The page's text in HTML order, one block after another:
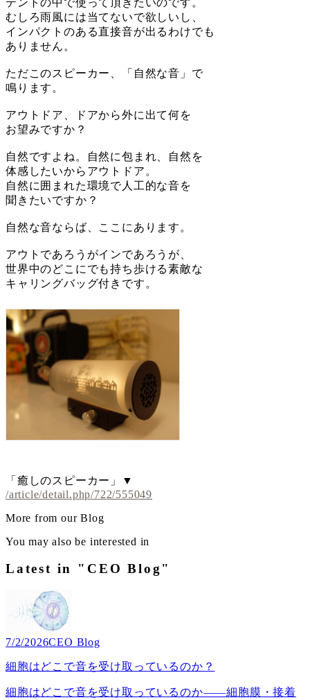
むしろ雨風には当てないで欲しいし、
インパクトのある直接音が出るわけでも
ありません。
ただこのスピーカー、「自然な音」で
鳴ります。
アウトドア、ドアから外に出て何を
お望みですか？
自然ですよね。自然に包まれ、自然を
体感したいからアウトドア。
自然に囲まれた環境で人工的な音を
聞きたいですか？
自然な音ならば、ここにあります。
アウトであろうがインであろうが、
世界中のどこにでも持ち歩ける素敵な
キャリングバッグ付きです。
「癒しのスピーカー」▼
/article/detail.php/722/555049
More from our Blog
You may also be interested in
Latest in "CEO Blog"
7/2/2026CEO Blog
細胞はどこで音を受け取っているのか？
細胞はどこで音を受け取っているのか――細胞膜・接着